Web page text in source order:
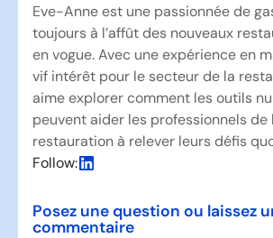
Eve-Anne est une passionnée de
toujours à l’affût des nouveaux
en vogue. Avec une expérience en
vif intérêt pour le secteur de la
aime explorer comment les outils
peuvent aider les professionnels de
restauration à relever leurs défis
Follow:
Posez une question ou laissez
commentaire